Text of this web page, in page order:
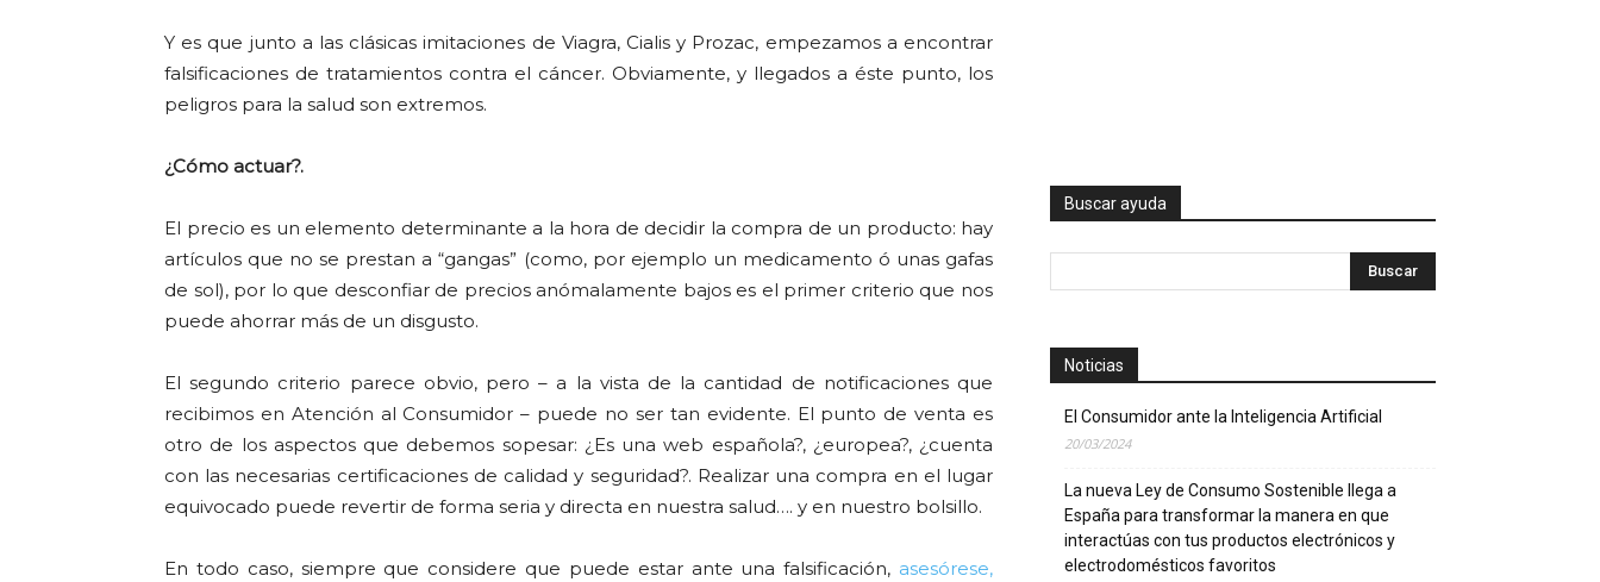
Y es que junto a las clásicas imitaciones de Viagra, Cialis y Prozac, empezamos a encontrar
falsificaciones de tratamientos contra el cáncer. Obviamente, y llegados a éste punto, los
peligros para la salud son extremos.
¿Cómo actuar?.
El precio es un elemento determinante a la hora de decidir la compra de un producto: hay
artículos que no se prestan a “gangas” (como, por ejemplo un medicamento ó unas gafas
de sol), por lo que desconfiar de precios anómalamente bajos es el primer criterio que nos
puede ahorrar más de un disgusto.
El segundo criterio parece obvio, pero – a la vista de la cantidad de notificaciones que
recibimos en Atención al Consumidor – puede no ser tan evidente. El punto de venta es
otro de los aspectos que debemos sopesar: ¿Es una web española?, ¿europea?, ¿cuenta
con las necesarias certificaciones de calidad y seguridad?. Realizar una compra en el lugar
equivocado puede revertir de forma seria y directa en nuestra salud…. y en nuestro bolsillo.
En todo caso, siempre que considere que puede estar ante una falsificación, asesórese,
Buscar ayuda
Noticias
El Consumidor ante la Inteligencia Artificial
20/03/2024
La nueva Ley de Consumo Sostenible llega a
España para transformar la manera en que
interactúas con tus productos electrónicos y
electrodomésticos favoritos